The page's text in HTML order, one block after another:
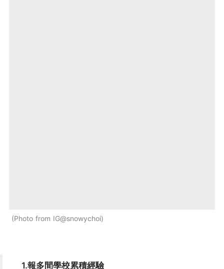
Photo from IG@snowychoi
1.報多間學校累積經驗